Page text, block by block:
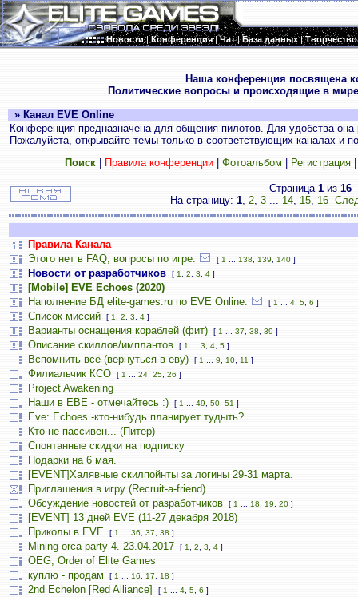
Новости|Конференция|Чат|База данных|Творчество
Наша конференция посвящена
Политические вопросы и происходящие в
» Канал EVE Online
Конференция предназначена для общения пилотов. Для удобства
Пожалуйста, открывайте темы только в соответствующих каналах и
Поиск| Правила конференции| Фотоальбом Регистрация
Страница 1из 16
На страницу: 1, 2, 3 ... 14, 15, 16
Правила Канала
Этого нет в FAQ, вопросы по игре.
[ 1 138 139 140 ]
Новости от разработчиков [ 1 2 3 4 ]
[Mobile] EVE Echoes (2020)
Наполнение БД elite-games.ru по EVE Online.
[ 1 4 5 6 ]
Список миссий [ 1 2 3 4 ]
Варианты оснащения кораблей (фит) [ 1 37 38 39 ]
Описание скиллов/имплантов [ 1 3 4 5 ]
Вспомнить всё (вернуться в еву) [ 1 9 10 11 ]
Филиальчик КСО [ 1 24 25 26 ]
Project Awakening
Наши в ЕВЕ - отмечайтесь :)
[ 1 49 50 51 ]
Eve: Echoes -кто-нибудь планирует тудыть?
Кто не пассивен... (Питер)
Спонтанные скидки на подписку
Подарки на 6 мая.
[EVENT]Халявные скилпойнты за логины 29-31 марта.
Приглашения в игру (Recruit-a-friend)
Обсуждение новостей от разработчиков
[ 1 18 19 20 ]
[EVENT] 13 дней EVE (11-27 декабря 2018)
Приколы в EVE
[ 1 36 37 38 ]
Mining-orca party 4. 23.04.2017 [ 1 2 3 4 ]
OEG, Order of Elite Games
куплю - продам
[ 1 16 17 18 ]
2nd Echelon [Red Alliance] [ 1 4 5 6 ]